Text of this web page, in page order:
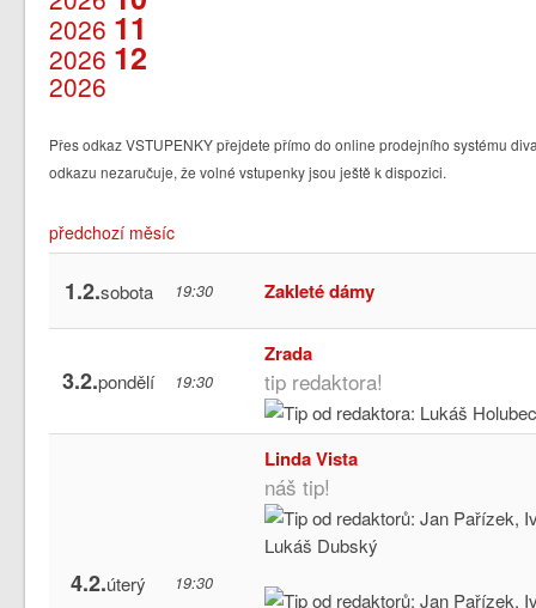
2026 11
2026 12
2026
Přes odkaz VSTUPENKY přejdete přímo do online prodejního systému
odkazu nezaručuje, že volné vstupenky jsou ještě k dispozici.
předchozí měsíc
1.2.sobota 19:30 Zakleté dámy
3.2.pondělí 19:30
Zrada
tip redaktora!
4.2.úterý 19:30
Linda Vista
náš tip!